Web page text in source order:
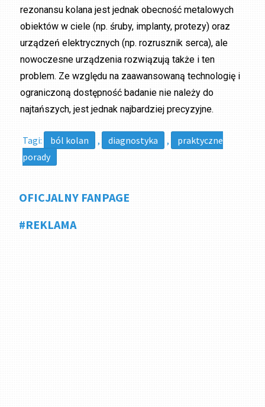
rezonansu kolana jest jednak obecność metalowych
obiektów w ciele (np. śruby, implanty, protezy) oraz
urządzeń elektrycznych (np. rozrusznik serca), ale
nowoczesne urządzenia rozwiązują także i ten
problem. Ze względu na zaawansowaną technologię i
ograniczoną dostępność badanie nie należy do
najtańszych, jest jednak najbardziej precyzyjne.
Tagi: ból kolan , diagnostyka ,
praktyczne
porady
OFICJALNY FANPAGE
#REKLAMA